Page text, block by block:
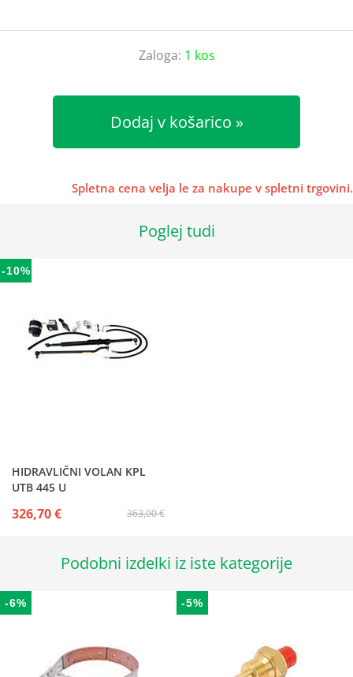
Zaloga: 1 kos
Dodaj v košarico
Spletna cena velja le za nakupe v spletni trgovini.
Poglej tudi
-10%
HIDRAVLIČNI VOLAN KPL
UTB 445 U
363,00 €
326,70 €
Podobni izdelki iz iste kategorije
-6% -5%